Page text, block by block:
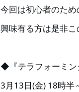
今回は初心者のため
興味有る方は是非
◆『テラフォーミン
3月13日(金) 18時半